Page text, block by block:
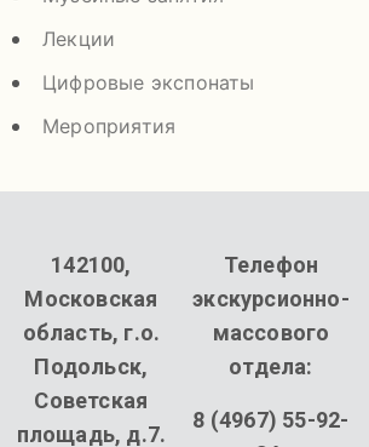
Лекции
Цифровые экспонаты
Мероприятия
142100,
Московская
область, г.о.
Подольск,
Советская
площадь, д.7.
Телефон
экскурсионно-
массового
отдела:
8 (4967) 55-92-